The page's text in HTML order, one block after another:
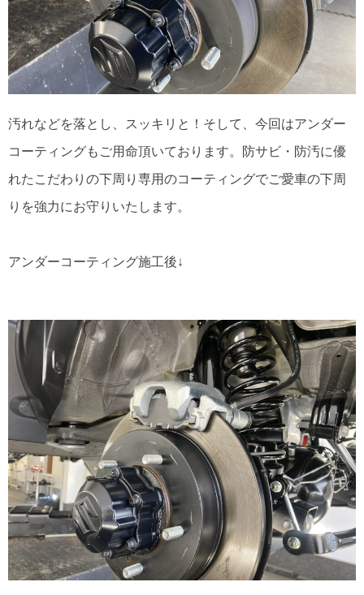
汚れなどを落とし、スッキリと！そして、今回はアンダー
コーティングもご用命頂いております。防サビ・防汚に優
れたこだわりの下周り専用のコーティングでご愛車の下周
りを強力にお守りいたします。
アンダーコーティング施工後↓